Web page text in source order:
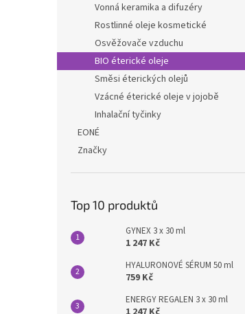
Vonná keramika a difuzéry
Rostlinné oleje kosmetické
Osvěžovače vzduchu
BIO éterické oleje
Směsi éterických olejů
Vzácné éterické oleje v jojobě
Inhalační tyčinky
EONÉ
Značky
Top 10 produktů
GYNEX 3 x 30 ml
1 247 Kč
HYALURONOVÉ SÉRUM 50 ml
759 Kč
ENERGY REGALEN 3 x 30 ml